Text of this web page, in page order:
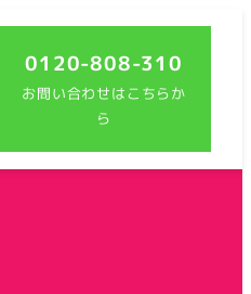
0120-808-310
お問い合わせはこちらか
ら